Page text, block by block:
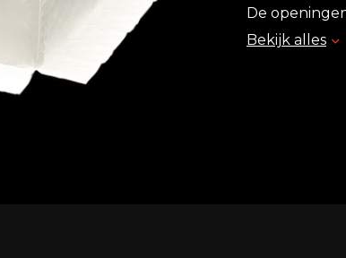
De
wordt
Bekijk alles